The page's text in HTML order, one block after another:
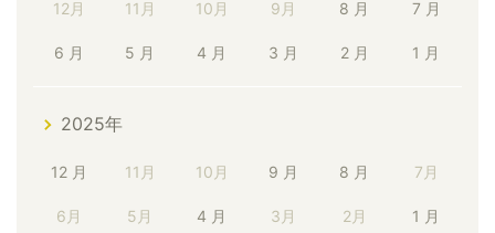
12月 11月 10月 9月 8 月 7 月
6 月 5 月 4 月 3 月 2 月 1 月
2025年
12 月 11月 10月 9 月 8 月 7月
6月 5月 4 月 3月 2月 1 月